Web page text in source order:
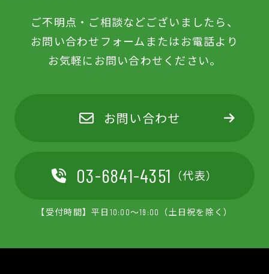
ご不明点‧ご相談などございましたら、
お問い合わせフォームまたはお電話より
お気軽にお問い合わせください。
お問い合わせ
03-6841-4351 （代表）
【受付時間】平日10:00～19:00（土日祝を除く）